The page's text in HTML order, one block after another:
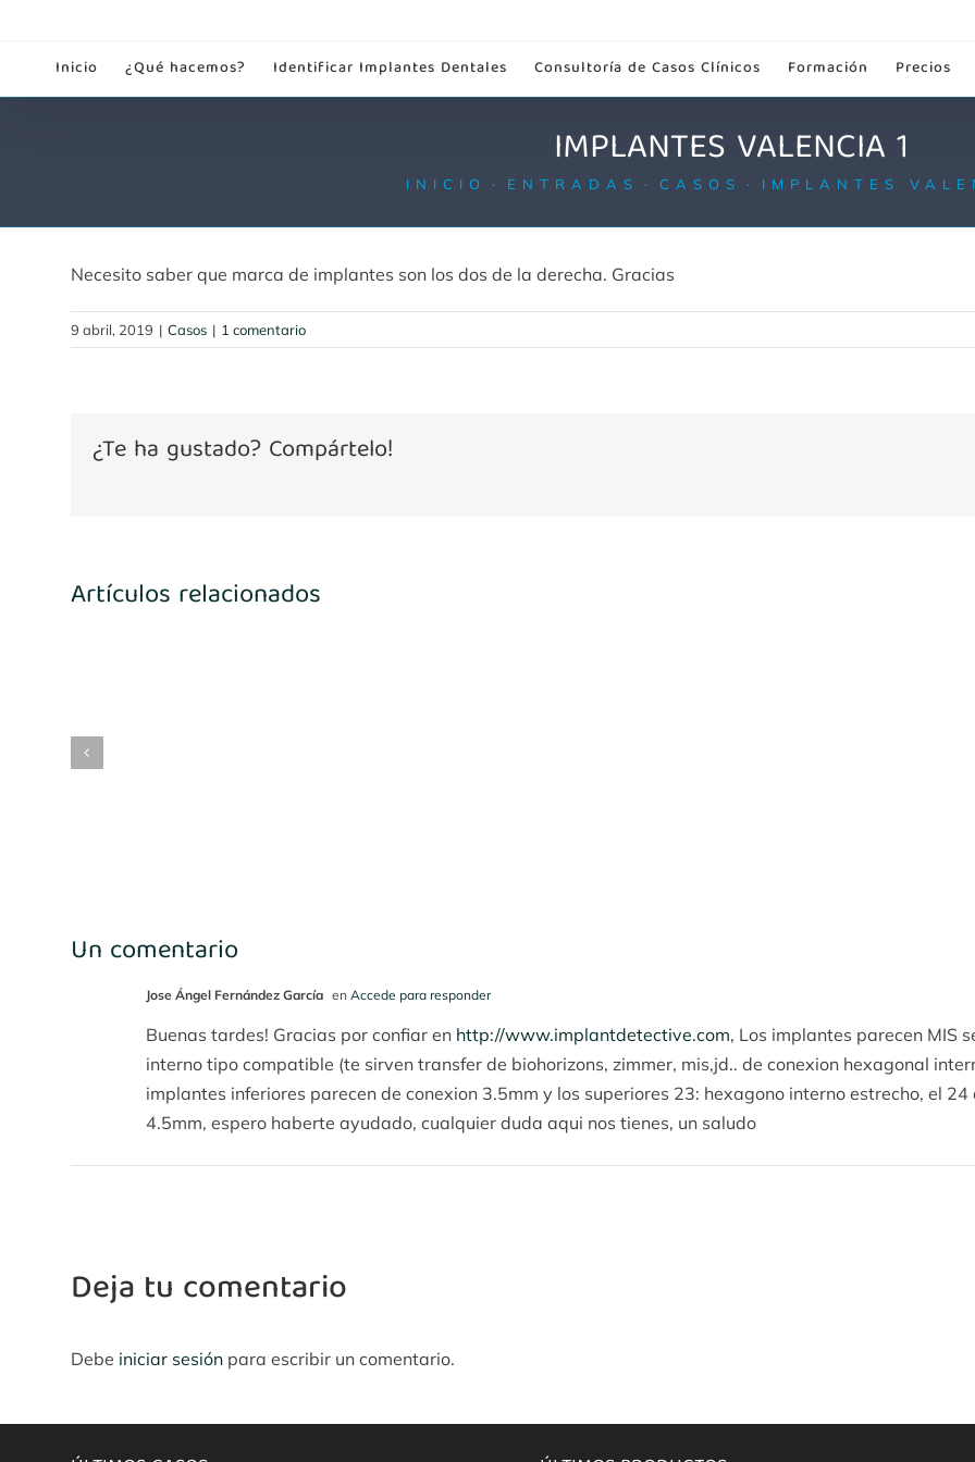
contenidoInicio ¿Qué hacemos? Identificar Implantes Dentales Consultoría de Casos Clínicos Formación Precios
IMPLANTES VALENCIA 1
INICIO ENTRADAS CASOS IMPLANTES
Necesito saber que marca de implantes son los dos de la derecha. Gracias
9 abril, 2019 | Casos | 1 comentario
¿Te ha gustado? Compártelo!
Artículos relacionados
Un comentario
Jose Ángel Fernández García en Accede para responder
Buenas tardes! Gracias por confiar en http://www.implantdetective.com, Los implantes parecen MIS
interno tipo compatible (te sirven transfer de biohorizons, zimmer, mis,jd.. de conexion hexagonal
implantes inferiores parecen de conexion 3.5mm y los superiores 23: hexagono interno estrecho, el
4.5mm, espero haberte ayudado, cualquier duda aqui nos tienes, un saludo
Deja tu comentario
Debe iniciar sesión para escribir un comentario.